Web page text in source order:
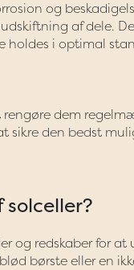
og
af dele.
holdes i optimal
dem
sikre den bedst
og redskaber for at
børste eller en